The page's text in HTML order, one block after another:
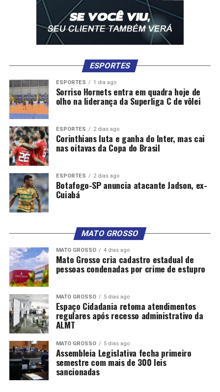
ESPORTES
ESPORTES 1 dia ago
Sorriso Hornets entra em quadra hoje de
olho na liderança da Superliga C de vôlei
ESPORTES 2 dias ago
Corinthians luta e ganha do Inter, mas cai
nas oitavas da Copa do Brasil
ESPORTES 2 dias ago
Botafogo-SP anuncia atacante Jadson, ex-
Cuiabá
MATO GROSSO
MATO GROSSO 4 dias ago
Mato Grosso cria cadastro estadual de
pessoas condenadas por crime de estupro
MATO GROSSO 5 dias ago
Espaço Cidadania retoma atendimentos
regulares após recesso administrativo da
ALMT
MATO GROSSO 5 dias ago
Assembleia Legislativa fecha primeiro
semestre com mais de 300 leis
sancionadas